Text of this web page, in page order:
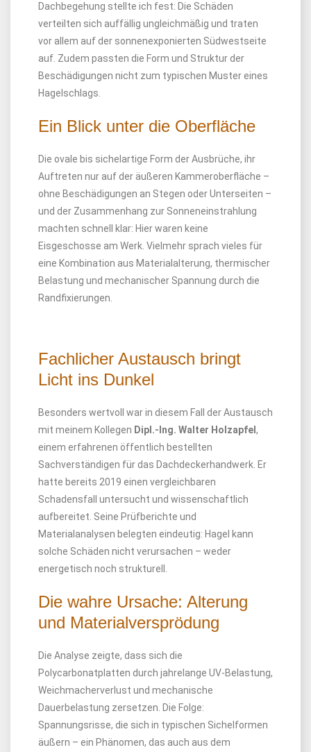
Dachbegehung stellte ich fest: Die Schäden
verteilten sich auffällig ungleichmäßig und traten
vor allem auf der sonnenexponierten Südwestseite
auf. Zudem passten die Form und Struktur der
Beschädigungen nicht zum typischen Muster eines
Hagelschlags.
Ein Blick unter die Oberfläche
Die ovale bis sichelartige Form der Ausbrüche, ihr
Auftreten nur auf der äußeren Kammeroberfläche –
ohne Beschädigungen an Stegen oder Unterseiten –
und der Zusammenhang zur Sonneneinstrahlung
machten schnell klar: Hier waren keine
Eisgeschosse am Werk. Vielmehr sprach vieles für
eine Kombination aus Materialalterung, thermischer
Belastung und mechanischer Spannung durch die
Randfixierungen.
Fachlicher Austausch bringt
Licht ins Dunkel
Besonders wertvoll war in diesem Fall der Austausch
mit meinem Kollegen Dipl.-Ing. Walter Holzapfel ,
einem erfahrenen öffentlich bestellten
Sachverständigen für das Dachdeckerhandwerk. Er
hatte bereits 2019 einen vergleichbaren
Schadensfall untersucht und wissenschaftlich
aufbereitet. Seine Prüfberichte und
Materialanalysen belegten eindeutig: Hagel kann
solche Schäden nicht verursachen – weder
energetisch noch strukturell.
Die wahre Ursache: Alterung
und Materialversprödung
Die Analyse zeigte, dass sich die
Polycarbonatplatten durch jahrelange UV-Belastung,
Weichmacherverlust und mechanische
Dauerbelastung zersetzen. Die Folge:
Spannungsrisse, die sich in typischen Sichelformen
äußern – ein Phänomen, das auch aus dem